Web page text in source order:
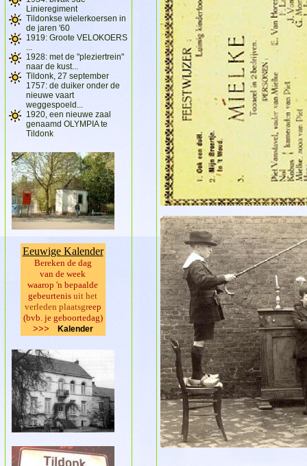
Linieregiment
Tildonkse wielerkoersen in
de jaren '60
1919: Groote VELOKOERS
1928: met de "pleziertrein"
naar de kust...
Tildonk, 27 september
1757: de duiker onder de
nieuwe vaart
weggespoeld...
1920, een nieuwe zaal
genaamd OLYMPIA te
Tildonk
Eeuwige Kalender
Bereken de dag
van de week
waarop 'n bepaalde
gebeurtenis uit het
verleden plaatsgreep
(bvb. je geboortedag)
>>> Kalender